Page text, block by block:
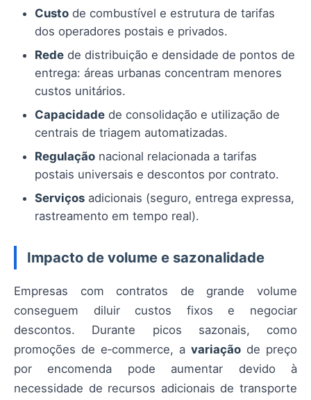
Custo de combustível e estrutura de tarifas
dos operadores postais e privados.
Rede de distribuição e densidade de pontos de
entrega: áreas urbanas concentram menores
custos unitários.
Capacidade de consolidação e utilização de
centrais de triagem automatizadas.
Regulação nacional relacionada a tarifas
postais universais e descontos por contrato.
Serviços adicionais (seguro, entrega expressa,
rastreamento em tempo real).
Impacto de volume e sazonalidade
Empresas com contratos de grande volume
conseguem diluir custos fixos e negociar
descontos. Durante picos sazonais, como
promoções de e‑commerce, a variação de preço
por encomenda pode aumentar devido à
necessidade de recursos adicionais de transporte